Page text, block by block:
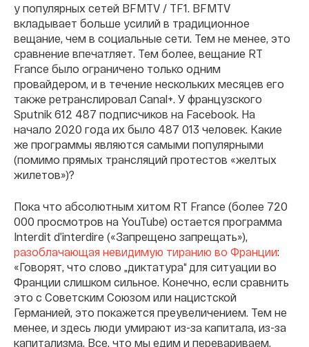
у популярных сетей BFMTV / TF1. BFMTV
вкладывает больше усилий в традиционное
вещание, чем в социальные сети. Тем не менее, это
сравнение впечатляет. Тем более, вещание RT
France было ограничено только одним
провайдером, и в течение нескольких месяцев его
также ретранслировал Canal+. У французского
Sputnik 612 487 подписчиков на Facebook. На
начало 2020 года их было 487 013 человек. Какие
же программы являются самыми популярными
(помимо прямых трансляций протестов «желтых
жилетов»)?
Пока что абсолютным хитом RT France (более 720
000 просмотров на YouTube) остается программа
Interdit d’interdire («Запрещено запрещать»),
разоблачающая невидимую тиранию во Франции:
«Говорят, что слово „диктатура“ для ситуации во
Франции слишком сильное. Конечно, если сравнить
это с Советским Союзом или нацистской
Германией, это покажется преувеличением. Тем не
менее, и здесь люди умирают из-за капитала, из-за
капитализма. Все, что мы едим и перевариваем,